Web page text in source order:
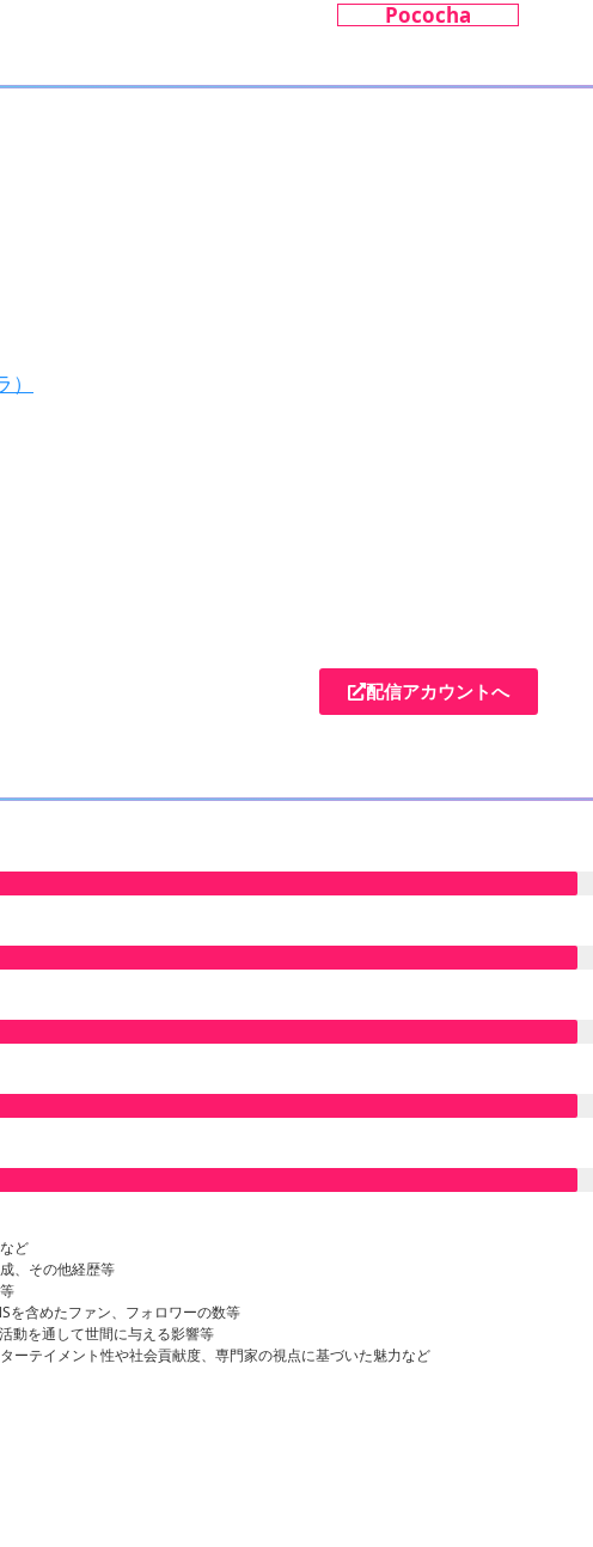
Pococha
配信アカウントへ
ど
、その他経歴等
含めたファン、フォロワーの数等
動を通して世間に与える影響等
テイメント性や社会貢献度、専門家の視点に基づいた魅力など